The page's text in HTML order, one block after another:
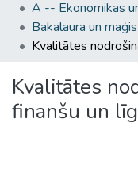
Kvalitātes
finanšu un